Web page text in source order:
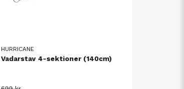
HURRICANE
Vadarstav 4-sektioner (140cm)